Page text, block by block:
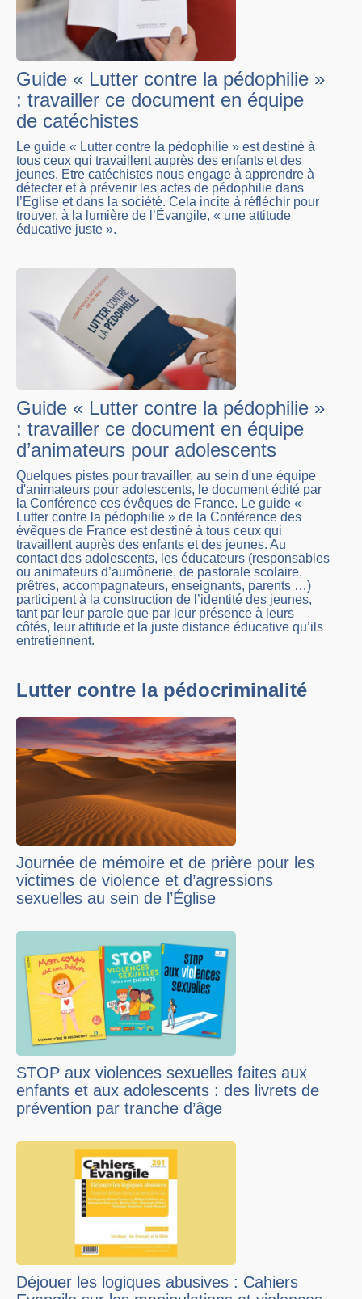
Guide « Lutter contre la pédophilie »
: travailler ce document en équipe
de catéchistes
Le guide « Lutter contre la pédophilie » est destiné à
tous ceux qui travaillent auprès des enfants et des
jeunes. Etre catéchistes nous engage à apprendre à
détecter et à prévenir les actes de pédophilie dans
l’Eglise et dans la société. Cela incite à réfléchir pour
trouver, à la lumière de l’Évangile, « une attitude
éducative juste ».
Guide « Lutter contre la pédophilie »
: travailler ce document en équipe
d’animateurs pour adolescents
Quelques pistes pour travailler, au sein d'une équipe
d'animateurs pour adolescents, le document édité par
la Conférence ces évêques de France. Le guide «
Lutter contre la pédophilie » de la Conférence des
évêques de France est destiné à tous ceux qui
travaillent auprès des enfants et des jeunes. Au
contact des adolescents, les éducateurs (responsables
ou animateurs d’aumônerie, de pastorale scolaire,
prêtres, accompagnateurs, enseignants, parents …)
participent à la construction de l’identité des jeunes,
tant par leur parole que par leur présence à leurs
côtés, leur attitude et la juste distance éducative qu’ils
entretiennent.
Lutter contre la pédocriminalité
Journée de mémoire et de prière pour les
victimes de violence et d’agressions
sexuelles au sein de l’Église
STOP aux violences sexuelles faites aux
enfants et aux adolescents : des livrets de
prévention par tranche d’âge
Déjouer les logiques abusives : Cahiers